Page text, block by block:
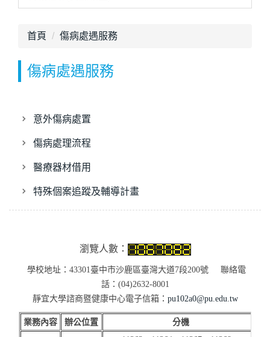
首頁 傷病處遇服務
傷病處遇服務
意外傷病處置
傷病處理流程
醫療器材借用
特殊個案追蹤及輔導計畫
瀏覽人數：
學校地址：43301臺中市沙鹿區臺灣大道7段200號 聯絡電
話：(04)2632-8001
靜宜大學諮商暨健康中心電子信箱： pu102a0@pu.edu.tw
業務內容 辦公位置
分機